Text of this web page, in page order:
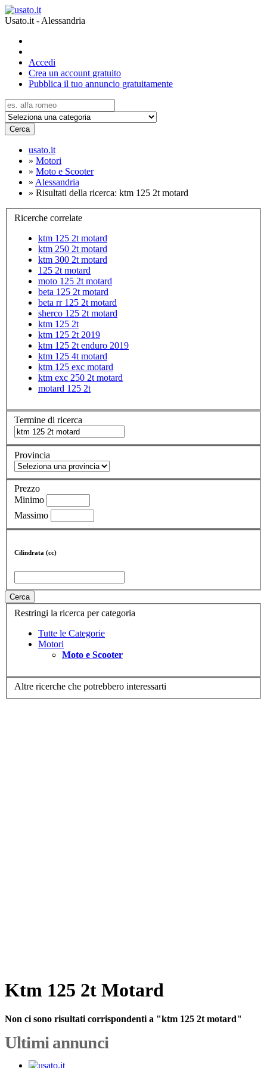
Usato.it - Alessandria
Accedi
Crea un account gratuito
Pubblica il tuo annuncio gratuitamente
Cerca
usato.it
» Motori
» Moto e Scooter
» Alessandria
» Risultati della ricerca: ktm 125 2t motard
Ricerche correlate
ktm 125 2t motard
ktm 250 2t motard
ktm 300 2t motard
125 2t motard
moto 125 2t motard
beta 125 2t motard
beta rr 125 2t motard
sherco 125 2t motard
ktm 125 2t
ktm 125 2t 2019
ktm 125 2t enduro 2019
ktm 125 4t motard
ktm 125 exc motard
ktm exc 250 2t motard
motard 125 2t
Termine di ricerca
Provincia
Prezzo
Minimo
Massimo
Cilindrata (cc)
Cerca
Restringi la ricerca per categoria
Tutte le Categorie
Motori
Moto e Scooter
Altre ricerche che potrebbero interessarti
Ktm 125 2t Motard
Non ci sono risultati corrispondenti a "ktm 125 2t motard"
Ultimi annunci